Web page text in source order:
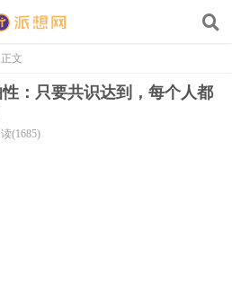
正文
：只要共识达到，每个人都
(1685)